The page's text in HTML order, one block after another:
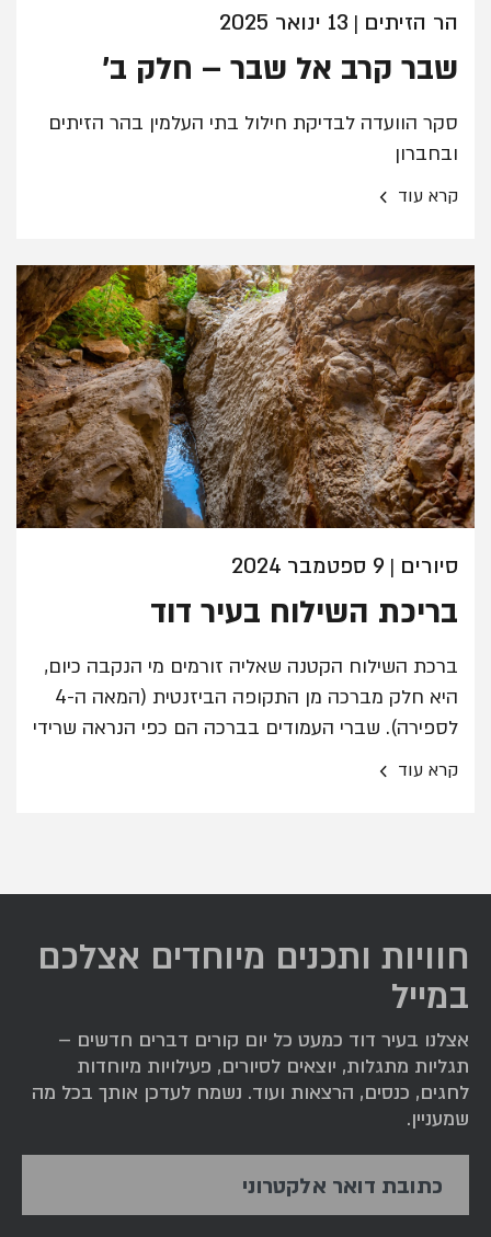
הר הזיתים | 13 ינואר 2025
שבר קרב אל שבר – חלק ב'
סקר הוועדה לבדיקת חילול בתי העלמין בהר הזיתים
ובחברון
קרא עוד ›
סיורים | 9 ספטמבר 2024
בריכת השילוח בעיר דוד
ברכת השילוח הקטנה שאליה זורמים מי הנקבה כיום,
היא חלק מברכה מן התקופה הביזנטית (המאה ה-4
לספירה). שברי העמודים בברכה הם כפי הנראה שרידי
קרא עוד ›
חוויות ותכנים מיוחדים אצלכם
במייל
אצלנו בעיר דוד כמעט כל יום קורים דברים חדשים –
תגליות מתגלות, יוצאים לסיורים, פעילויות מיוחדות
לחגים, כנסים, הרצאות ועוד. נשמח לעדכן אותך בכל מה
שמעניין.
כתובת דואר אלקטרוני